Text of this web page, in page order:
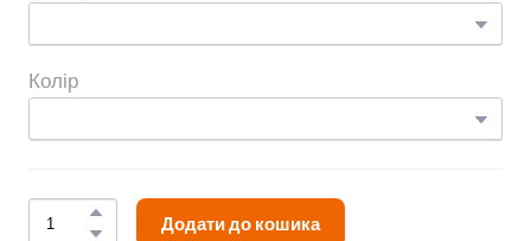
Колір
Додати до кошика